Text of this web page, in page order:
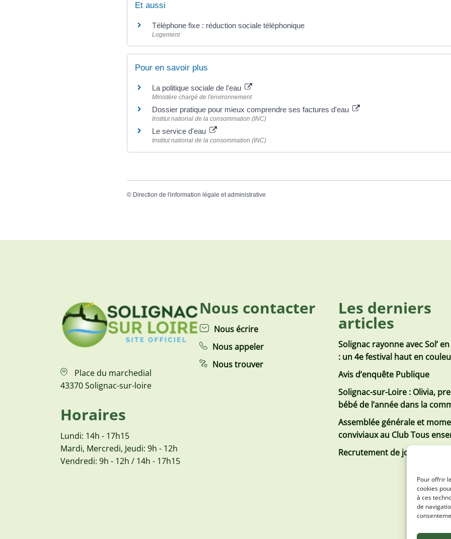
Pour offrir
cookies
à ces
de
Et aussi
Téléphone fixe : réduction sociale téléphonique
Logement
Pour en savoir plus
La politique sociale de l'eau
Ministère chargé de l'environnement
Dossier pratique pour mieux comprendre ses factures d'eau
Institut national de la consommation (INC)
Le service d'eau
Institut national de la consommation (INC)
© Direction de l'information légale et administrative
Place du marchedial
43370 Solignac-sur-loire
Horaires
Lundi: 14h - 17h15
Mardi, Mercredi, Jeudi: 9h - 12h
Vendredi: 9h - 12h / 14h - 17h15
Nous contacter
Nous écrire
Nous appeler
Nous trouver
Les derniers
articles
Solignac rayonne avec Sol’
: un 4e festival haut en
Avis d’enquête Publique
Solignac-sur-Loire : Olivia,
bébé de l’année dans la
Assemblée générale et
conviviaux au Club Tous
Recrutement de jobs d’été